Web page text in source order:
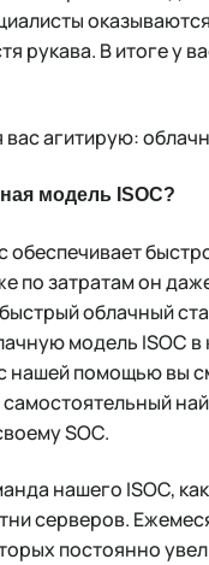
рукава. В итоге у
агитирую:
модель ISOC?
обеспечивает
по затратам он
облачный
модель ISOC
нашей помощью вы
SOC.
нашего ISOC,
серверов.
постоянно